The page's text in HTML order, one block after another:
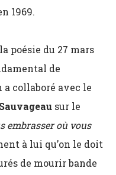
1969.
poésie du 27 mars
de
a collaboré avec le
sur le
embrasser où vous
à lui qu’on le doit
de mourir bande